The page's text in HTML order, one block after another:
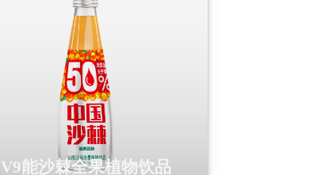
V9能沙棘全果植物饮品